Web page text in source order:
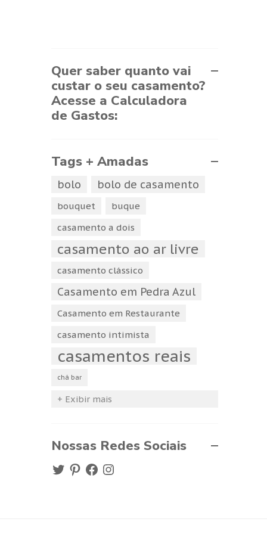
Quer saber quanto vai
custar o seu casamento?
Acesse a Calculadora
de Gastos:
Tags + Amadas
bolo bolo de casamento
bouquet
buque
casamento a dois
casamento ao ar livre
casamento clássico
Casamento em Pedra Azul
Casamento em Restaurante
casamento intimista
casamentos reais
chá bar
+ Exibir mais
Nossas Redes Sociais